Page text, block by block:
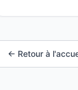
← Retour à